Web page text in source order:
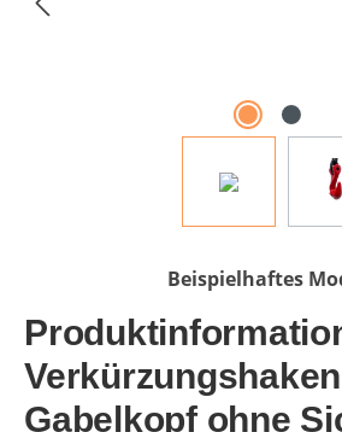
Beispielhaftes
Gabelkopf ohne